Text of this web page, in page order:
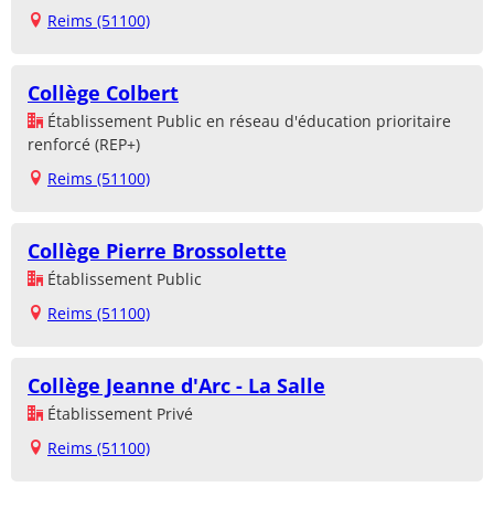
Reims (51100)
Collège Colbert
Établissement Public en réseau d'éducation prioritaire
renforcé (REP+)
Reims (51100)
Collège Pierre Brossolette
Établissement Public
Reims (51100)
Collège Jeanne d'Arc - La Salle
Établissement Privé
Reims (51100)